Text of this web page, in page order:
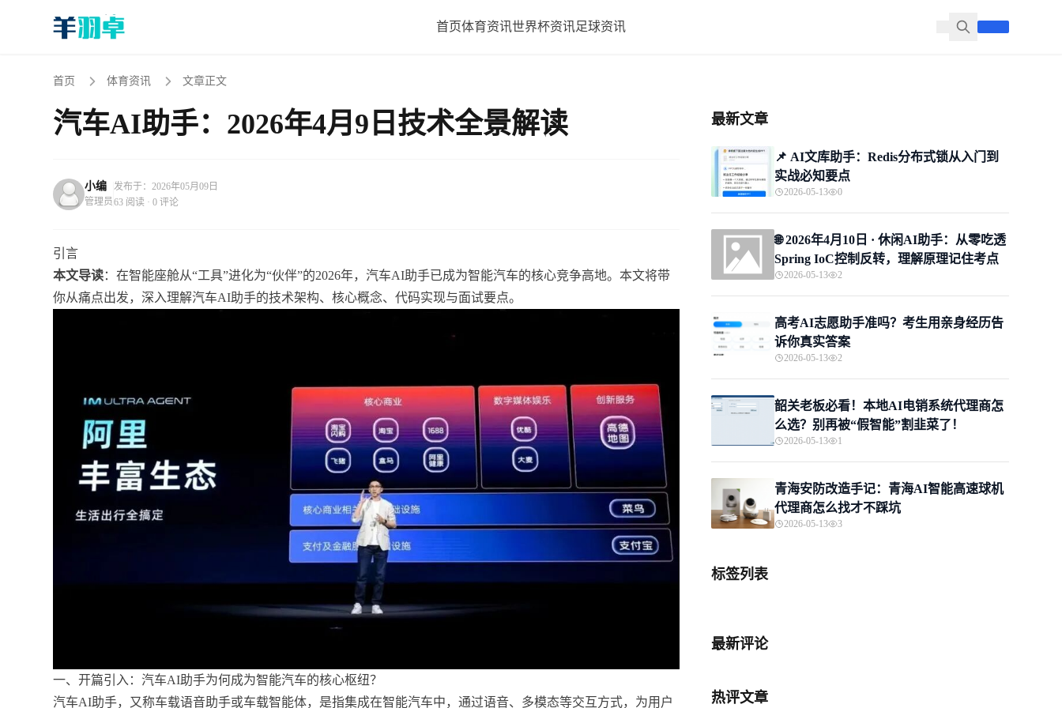
首页体育资讯世界杯资讯足球资讯
首页 体育资讯 文章正文
汽车AI助手：2026年4月9日技术全景解读
小编
管理员
发布于：2026年05月09日
63 阅读 · 0 评论
引言
本文导读：在智能座舱从“工具”进化为“伙伴”的2026年，汽车AI助手已成为智能汽车的核心竞争高地。本文将带
你从痛点出发，深入理解汽车AI助手的技术架构、核心概念、代码实现与面试要点。
一、开篇引入：汽车AI助手为何成为智能汽车的核心枢纽？
汽车AI助手，又称车载语音助手或车载智能体，是指集成在智能汽车中，通过语音、多模态等交互方式，为用户
最新文章
📌 ​AI文库助手：Redis分布式锁从入门到
实战必知要点
2026-05-13 0
🌐 2026年4月10日 · 休闲AI助手：从零吃透
Spring IoC控制反转，理解原理记住考点
2026-05-13 2
高考AI志愿助手准吗？考生用亲身经历告
诉你真实答案
2026-05-13 2
韶关老板必看！本地AI电销系统代理商怎
么选？别再被“假智能”割韭菜了！
2026-05-13 1
青海安防改造手记：青海AI智能高速球机
代理商怎么找才不踩坑
2026-05-13 3
标签列表
最新评论
热评文章